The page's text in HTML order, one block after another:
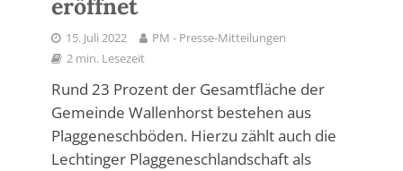
eröffnet
15. Juli 2022
PM - Presse-Mitteilungen
2 min. Lesezeit
Rund 23 Prozent der Gesamtfläche der
Gemeinde Wallenhorst bestehen aus
Plaggeneschböden. Hierzu zählt auch die
Lechtinger Plaggeneschlandschaft als